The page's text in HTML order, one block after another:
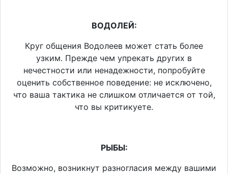
ВОДОЛЕЙ:
Круг общения Водолеев может стать более
узким. Прежде чем упрекать других в
нечестности или ненадежности, попробуйте
оценить собственное поведение: не исключено,
что ваша тактика не слишком отличается от той,
что вы критикуете.
РЫБЫ:
Возможно, возникнут разногласия между вашими